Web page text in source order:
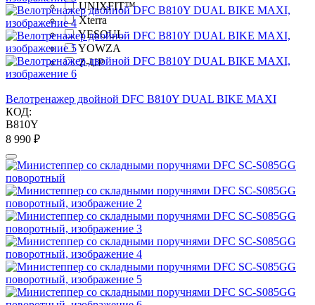
UNIXFIT™
Xterra
YESOUL
YOWZA
Z-UP
Велотренажер двойной DFC B810Y DUAL BIKE MAXI
КОД:
B810Y
8 990 ₽